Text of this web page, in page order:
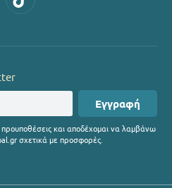
Εγγραφή
και αποδέχομαι να λαμβάνω
σχετικά με προσφορές.